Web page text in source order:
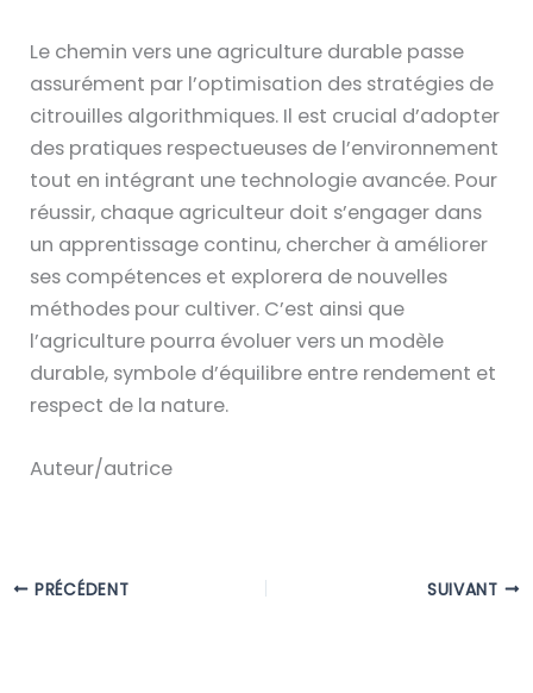
Le chemin vers une agriculture durable passe
assurément par l’optimisation des stratégies de
citrouilles algorithmiques. Il est crucial d’adopter
des pratiques respectueuses de l’environnement
tout en intégrant une technologie avancée. Pour
réussir, chaque agriculteur doit s’engager dans
un apprentissage continu, chercher à améliorer
ses compétences et explorera de nouvelles
méthodes pour cultiver. C’est ainsi que
l’agriculture pourra évoluer vers un modèle
durable, symbole d’équilibre entre rendement et
respect de la nature.
Auteur/autrice
PRÉCÉDENT SUIVANT